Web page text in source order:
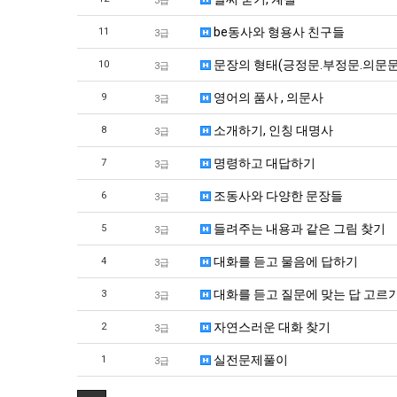
11 3급 be동사와 형용사 친구들
10 3급 문장의 형태(긍정문.부정문.의문
9 3급 영어의 품사 , 의문사
8 3급 소개하기, 인칭 대명사
7 3급 명령하고 대답하기
6 3급 조동사와 다양한 문장들
5 3급 들려주는 내용과 같은 그림 찾기
4 3급 대화를 듣고 물음에 답하기
3 3급 대화를 듣고 질문에 맞는 답 고르
2 3급 자연스러운 대화 찾기
1 3급 실전문제풀이